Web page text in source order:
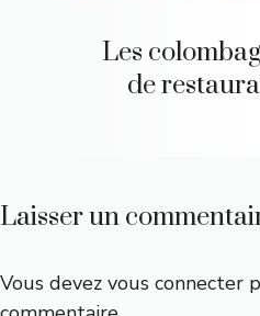
Les
de
Laisser un
Vous devez vous connecter